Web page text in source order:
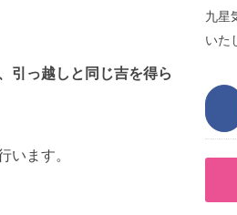
引っ越しと同じ吉を得ら
います。
九星
いた